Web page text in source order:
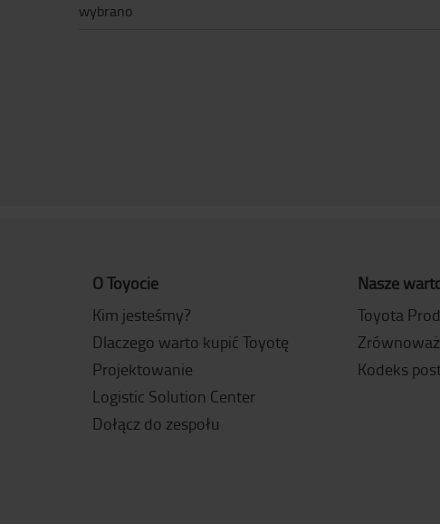
wybrano
O Toyocie
Kim jesteśmy?
Dlaczego warto kupić Toyotę
Projektowanie
Logistic Solution Center
Dołącz do zespołu
Nasze
Toyota
Kodeks